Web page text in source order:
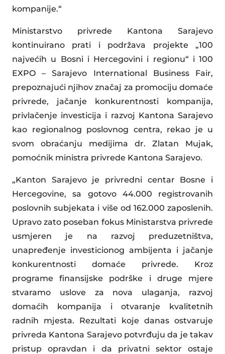
kompanije.“
Ministarstvo privrede Kantona Sarajevo
kontinuirano prati i podržava projekte „100
najvećih u Bosni i Hercegovini i regionu“ i 100
EXPO – Sarajevo International Business Fair,
prepoznajući njihov značaj za promociju domaće
privrede, jačanje konkurentnosti kompanija,
privlačenje investicija i razvoj Kantona Sarajevo
kao regionalnog poslovnog centra, rekao je u
svom obraćanju medijima dr. Zlatan Mujak,
pomoćnik ministra privrede Kantona Sarajevo.
„Kanton Sarajevo je privredni centar Bosne i
Hercegovine, sa gotovo 44.000 registrovanih
poslovnih subjekata i više od 162.000 zaposlenih.
Upravo zato poseban fokus Ministarstva privrede
usmjeren je na razvoj preduzetništva,
unapređenje investicionog ambijenta i jačanje
konkurentnosti domaće privrede. Kroz
programe finansijske podrške i druge mjere
stvaramo uslove za nova ulaganja, razvoj
domaćih kompanija i otvaranje kvalitetnih
radnih mjesta. Rezultati koje danas ostvaruje
privreda Kantona Sarajevo potvrđuju da je takav
pristup opravdan i da privatni sektor ostaje